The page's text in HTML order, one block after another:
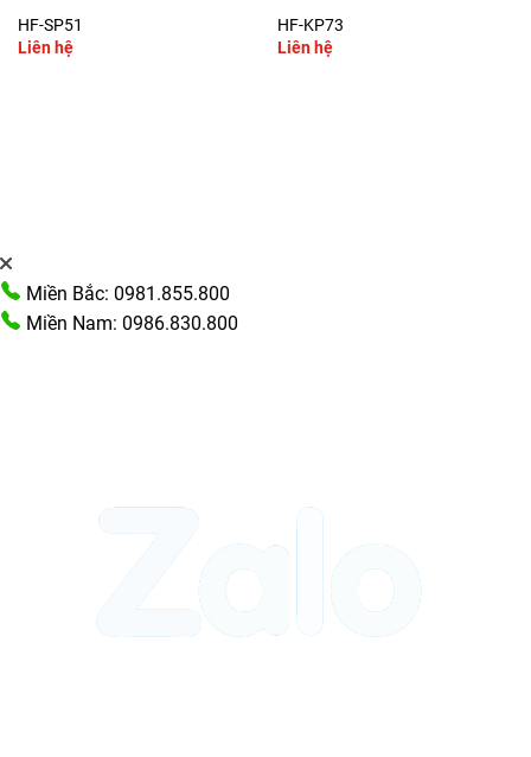
HF-SP51
Liên hệ
HF-KP73
Liên hệ
Miền Bắc: 0981.855.800
Miền Nam: 0986.830.800